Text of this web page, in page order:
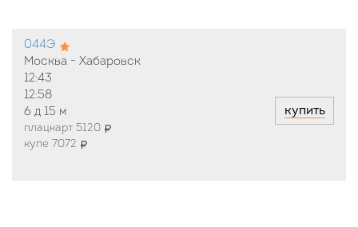
044Э
Москва - Хабаровск
12:43
12:58
6 д 15 м
плацкарт 5120
купе 7072
купить